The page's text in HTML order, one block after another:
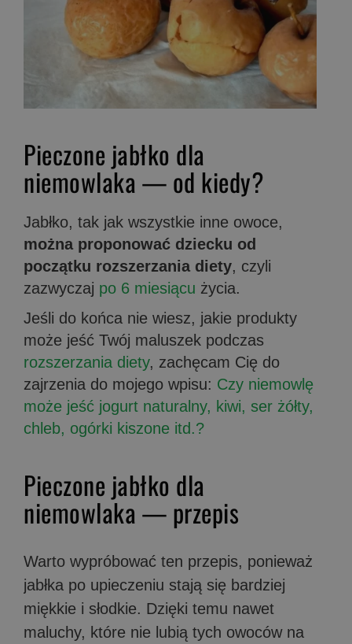
Pieczone jabłko dla
niemowlaka — od kiedy?
Jabłko, tak jak wszystkie inne owoce,
można proponować dziecku od
początku rozszerzania diety, czyli
zazwyczaj po 6 miesiącu życia.
Jeśli do końca nie wiesz, jakie produkty
może jeść Twój maluszek podczas
rozszerzania diety, zachęcam Cię do
zajrzenia do mojego wpisu: Czy niemowlę
może jeść jogurt naturalny, kiwi, ser żółty,
chleb, ogórki kiszone itd.?
Pieczone jabłko dla
niemowlaka — przepis
Warto wypróbować ten przepis, ponieważ
jabłka po upieczeniu stają się bardziej
miękkie i słodkie. Dzięki temu nawet
maluchy, które nie lubią tych owoców na